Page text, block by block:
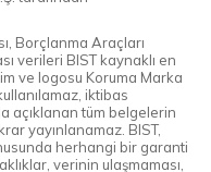
Borçlanma Araçları
verileri BIST kaynaklı en
ve logosu Koruma Marka
iktibas
açıklanan tüm belgelerin
yayınlanamaz. BIST,
herhangi bir garanti
verinin ulaşmaması,